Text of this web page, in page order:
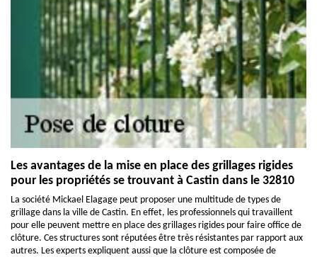
Les avantages de la mise en place des grillages rigides
pour les propriétés se trouvant à Castin dans le 32810
La société Mickael Elagage peut proposer une multitude de types de
grillage dans la ville de Castin. En effet, les professionnels qui travaillent
pour elle peuvent mettre en place des grillages rigides pour faire office de
clôture. Ces structures sont réputées être très résistantes par rapport aux
autres. Les experts expliquent aussi que la clôture est composée de